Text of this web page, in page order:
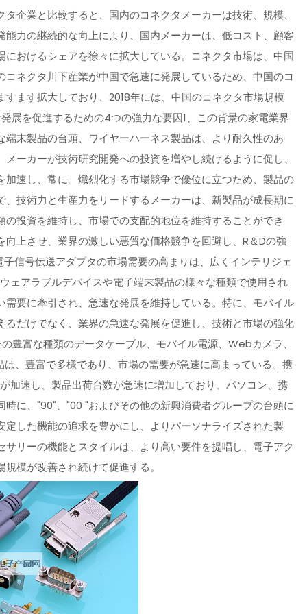
企業と比較すると、国内のコネクタメーカーは技術、規模、
力の継続的な向上により、国内メーカーは、低コスト、顧客
おけるシェアを徐々に拡大している。コネクタ市場は、中国
ネクタ川下産業が中国で急速に発展しているため、中国のコ
ます拡大しており、2018年には、中国のコネクタ市場規模
展を促進するための4つの強力な要因1、この背景の家電業界
末製品の台頭、ワイヤーハーネス製品は、より耐久性のあ
ーカーが技術研究開発への投資を増やし続けるように促し、
速し、常に。熾烈化する市場競争で優位に立つため、製品の
技術力と生産力をリードするメーカーは、新製品が成長期に
投資を維持し、市場での支配的地位を維持することができ
上させ、業界の激しい悪質な価格競争を回避し、R＆Dの強
信号伝送アダプタの市場需要の高まりは、広くインテリジェ
ェアラブルデバイスや電子端末製品の様々な種類で使用され
要に牽引され、急速な発展を維持している。特に、モバイル
だけでなく、業界の急速な発展を促進し、技術と市場の強化
豊富な種類のデータケーブル、モバイル電源、Webカメラ、
、豊富で多様であり、市場の需要が急速に高まっている。携
加速し、製品出荷台数が急速に増加しており、パソコン、携
に、"90"、"00 "およびその他の新興消費者グループの台頭に
した機能の追求を豊かにし、よりパーソナライズされた製
リーの機能とスタイルは、より高い要件を提唱し、電子アク
模が改善され続けて促進する。